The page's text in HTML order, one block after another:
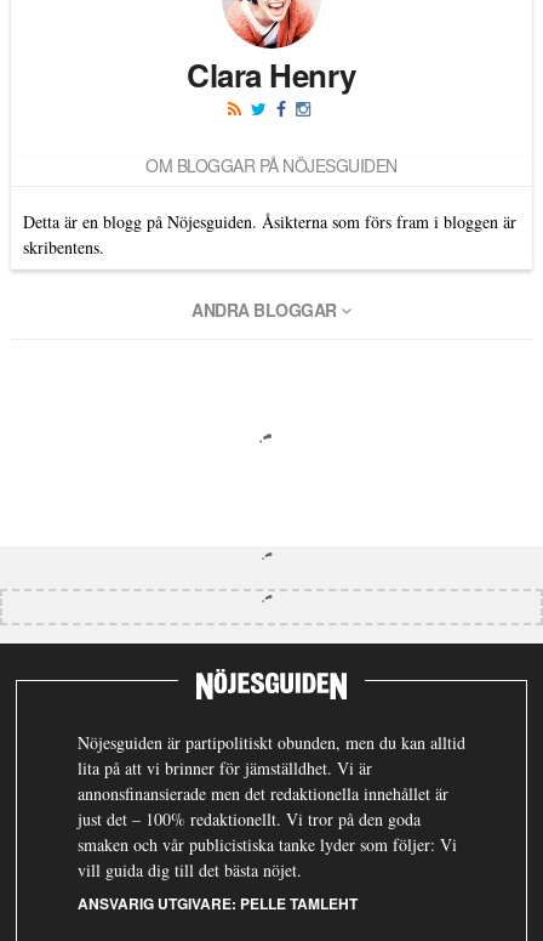
Clara Henry
OM BLOGGAR PÅ NÖJESGUIDEN
Detta är en blogg på Nöjesguiden. Åsikterna som förs fram i bloggen är
skribentens.
ANDRA BLOGGAR
Nöjesguiden är partipolitiskt obunden, men du kan alltid
lita på att vi brinner för jämställdhet. Vi är
annonsfinansierade men det redaktionella innehållet är
just det – 100% redaktionellt. Vi tror på den goda
smaken och vår publicistiska tanke lyder som följer: Vi
vill guida dig till det bästa nöjet.
ANSVARIG UTGIVARE: PELLE TAMLEHT